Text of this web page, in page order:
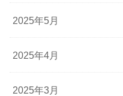
2025年5月
2025年4月
2025年3月